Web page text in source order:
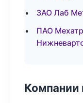
ЗАО Лаб
ПАО
Компании